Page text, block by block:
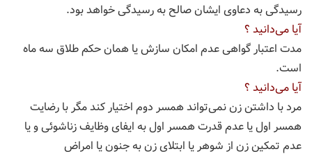
رسیدگی به دعاوی ایشان صالح به رسیدگی خواهد بود.
آیا می‌دانید ؟
مدت اعتبار گواهی عدم امکان سازش یا همان حکم طلاق سه ماه
است.
آیا می‌دانید ؟
مرد با داشتن زن نمی‌تواند همسر دوم اختیار کند مگر با رضایت
همسر اول یا عدم قدرت همسر اول به ایفای وظایف زناشوئی و یا
عدم تمکین زن از شوهر یا ابتلای زن به جنون یا امراض